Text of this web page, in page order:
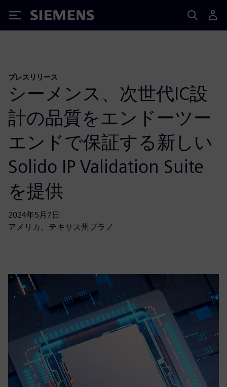
Siemens
プレスリリース
シーメンス、次世代IC設
計の品質をエンドーツー
エンドで保証する新しい
Solido IP Validation Suite
を提供
2024年5月7日
アメリカ、テキサス州プラノ